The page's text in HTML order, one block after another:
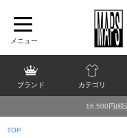
ブランド カテゴリ
16,500円(税
TOP